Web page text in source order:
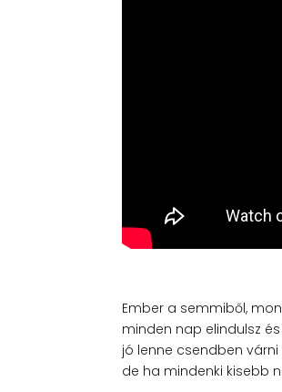
Ember a semmiből,
minden nap elindulsz
jó lenne csendben
de ha mindenki kisebb